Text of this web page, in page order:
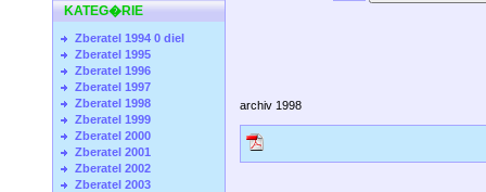
KATEG�RIE
Zberatel 1994 0 diel
Zberatel 1995
Zberatel 1996
Zberatel 1997
Zberatel 1998
Zberatel 1999
Zberatel 2000
Zberatel 2001
Zberatel 2002
Zberatel 2003
archiv 1998